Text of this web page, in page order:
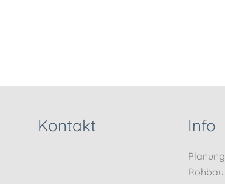
Kontakt Info
Planung
Rohbau